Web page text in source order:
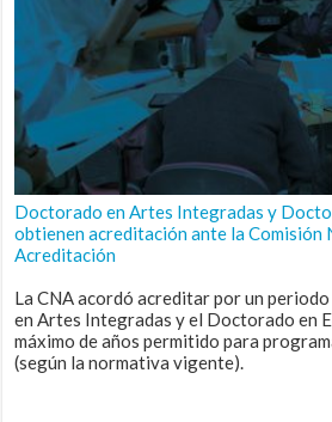
Doctorado en Artes Integradas y
obtienen acreditación ante la Comisión
Acreditación
La CNA acordó acreditar por un
en Artes Integradas y el Doctorado en
máximo de años permitido para
(según la normativa vigente).